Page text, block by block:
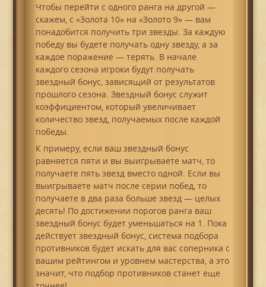
Чтобы перейти с одного ранга на другой —
скажем, с «Золота 10» на «Золото 9» — вам
понадобится получить три звезды. За каждую
победу вы будете получать одну звезду, а за
каждое поражение — терять. В начале
каждого сезона игроки будут получать
звездный бонус, зависящий от результатов
прошлого сезона. Звездный бонус служит
коэффициентом, который увеличивает
количество звезд, получаемых после каждой
победы.
К примеру, если ваш звездный бонус
равняется пяти и вы выигрываете матч, то
получаете пять звезд вместо одной. Если вы
выигрываете матч после серии побед, то
получаете в два раза больше звезд — целых
десять! По достижении порогов ранга ваш
звездный бонус будет уменьшаться на 1. Пока
действует звездный бонус, система подбора
противников будет искать для вас соперника с
вашим рейтингом и уровнем мастерства, а это
значит, что подбор противников станет еще